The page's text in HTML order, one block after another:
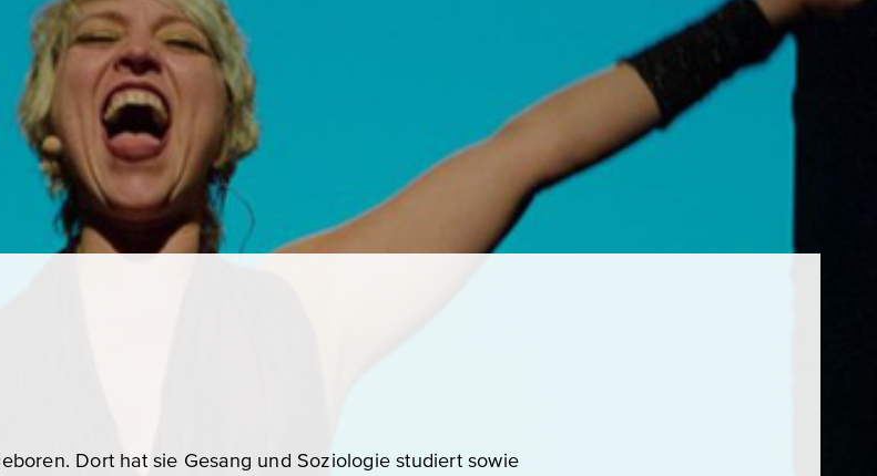
Dort hat sie Gesang und Soziologie studiert sowie